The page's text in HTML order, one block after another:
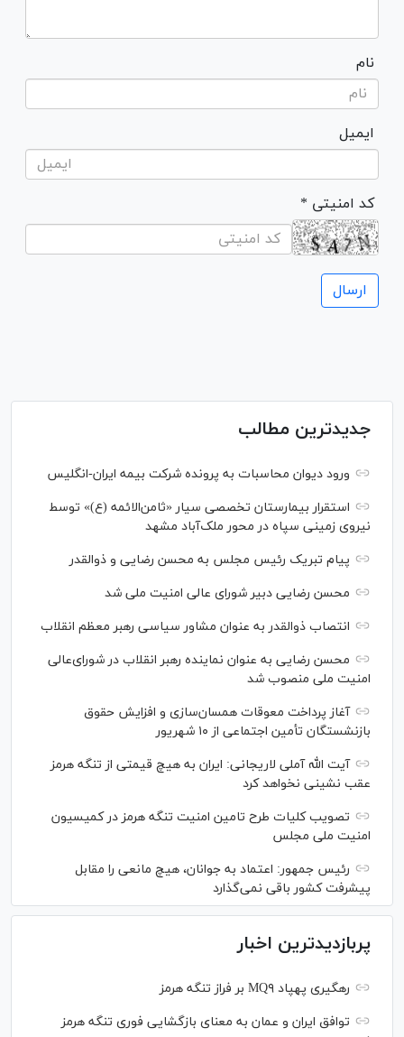
نام
ایمیل
* کد امنیتی
جدیدترین مطالب
ورود دیوان محاسبات به پرونده شرکت بیمه ایران-انگلیس
استقرار بیمارستان تخصصی سیار «ثامن‌الائمه (ع)» توسط
نیروی زمینی سپاه در محور ملک‌آباد مشهد
پیام تبریک رئیس مجلس به محسن رضایی و ذوالقدر
محسن رضایی دبیر شورای عالی امنیت ملی شد
انتصاب ذوالقدر به عنوان مشاور سیاسی رهبر معظم انقلاب
محسن رضایی به عنوان نماینده رهبر انقلاب در شورای‌عالی
امنیت ملی منصوب شد
آغاز پرداخت معوقات همسان‌سازی و افزایش حقوق
بازنشستگان تأمین اجتماعی از ۱۰ شهریور
آیت الله آملی لاریجانی: ایران به هیچ قیمتی از تنگه هرمز
عقب نشینی نخواهد کرد
تصویب کلیات طرح تامین امنیت تنگه هرمز در کمیسیون
امنیت ملی مجلس
رئیس جمهور: اعتماد به جوانان، هیچ مانعی را مقابل
پیشرفت کشور باقی نمی‌گذارد
پربازدیدترین اخبار
رهگیری پهپاد MQ۹ بر فراز تنگه هرمز
توافق ایران و عمان به معنای بازگشایی فوری تنگه هرمز